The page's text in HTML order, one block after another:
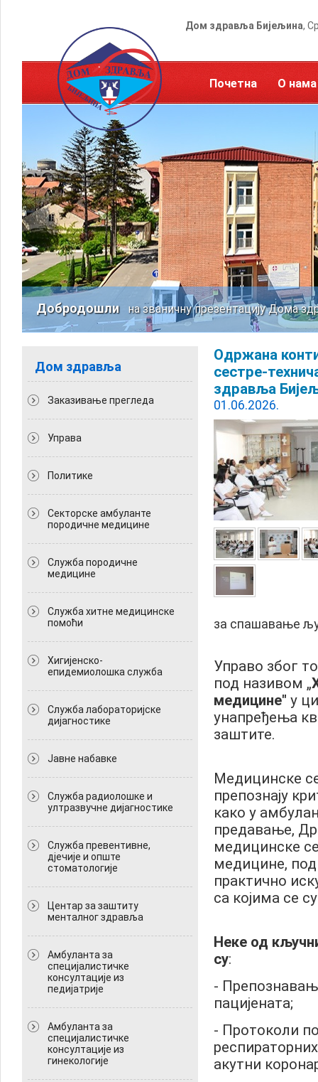
Дом здравља Бијељина,
Почетна О нама
Добродошлина званичну презентацију Дома
Дом здравља
Заказивање прегледа
Управа
Политикe
Секторске амбуланте
породичне медицине
Служба породичне
медицине
Служба хитне медицинске
помоћи
Хигијенско-
епидемиолошка служба
Служба лабораторијске
дијагностике
Јавне набавке
Служба радиолошке и
ултразвучне дијагностике
Служба превентивне,
дјечије и опште
стоматологије
Центар за заштиту
менталног здравља
Амбуланта за
специјалистичке
консултације из
педијатрије
Амбуланта за
специјалистичке
консултације из
гинекологије
Одржана
сестре-
здравља
01.06.2026.
за спашавање
Управо због
под називом „
медицине" у
унапређења
заштите.
Медицинске
препознају
како у
предавање,
медицинске
медицине,
практично
са којима се
Неке од
су:
-
пацијената;
- Протоколи
акутни